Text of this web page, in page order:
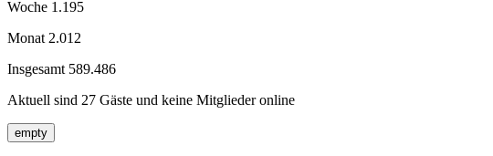
Woche 1.195
Monat2.012
Insgesamt 589.486
Aktuell sind 27 Gäste und keine Mitglieder online
empty